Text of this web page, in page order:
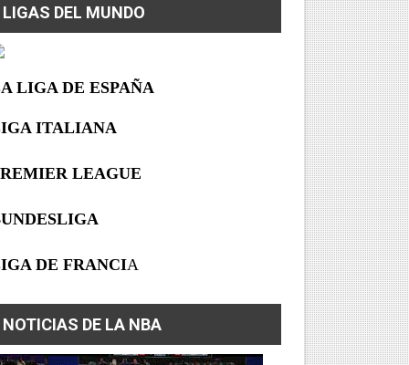
LIGAS DEL MUNDO
LIGA DE ESPAÑA
ITALIANA
LEAGUE
DE FRANCIA
NOTICIAS DE LA NBA